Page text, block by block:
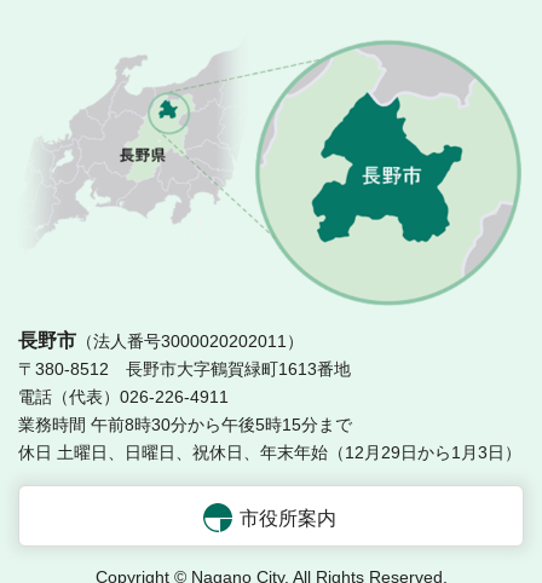
長野市 （法人番号3000020202011）
〒380-8512 長野市大字鶴賀緑町1613番地
電話（代表）026-226-4911
業務時間 午前8時30分から午後5時15分まで
休日 土曜日、日曜日、祝休日、年末年始（12月29日から1月3日）
市役所案内
Copyright © Nagano City. All Rights Reserved.